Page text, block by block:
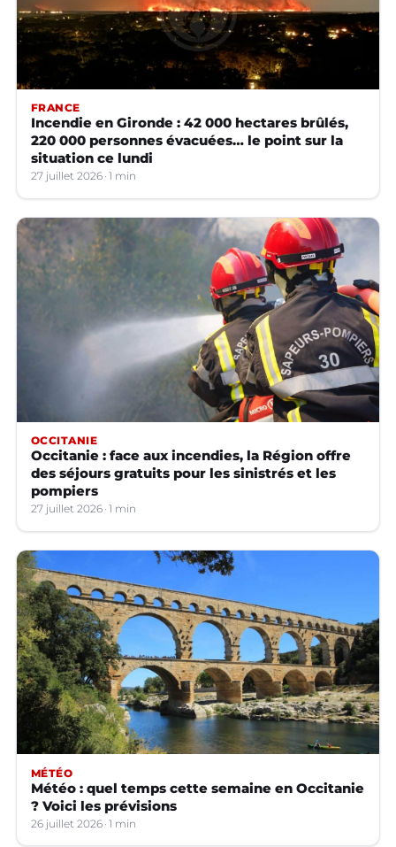
FRANCE
Incendie en Gironde : 42 000 hectares brûlés,
220 000 personnes évacuées… le point sur la
situation ce lundi
27 juillet 2026 1 min
OCCITANIE
Occitanie : face aux incendies, la Région offre
des séjours gratuits pour les sinistrés et les
pompiers
27 juillet 2026 1 min
MÉTÉO
Météo : quel temps cette semaine en Occitanie
? Voici les prévisions
26 juillet 2026 1 min